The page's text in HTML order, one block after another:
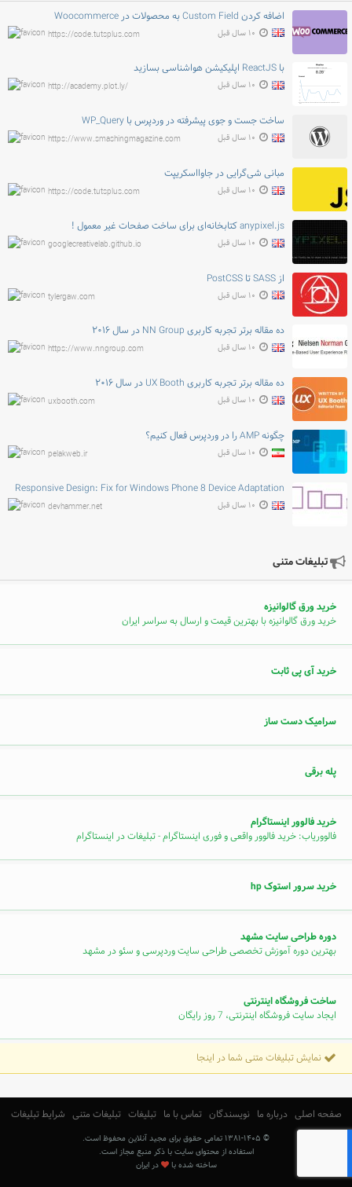
اضافه کردن Custom Field به محصولات در Woocommerce
https://code.tutsplus.com ۱۰ سال قبل
با ReactJS اپلیکیشن هواشناسی بسازید
http://academy.plot.ly/ ۱۰ سال قبل
ساخت جست و جوی پیشرفته در وردپرس با WP_Query
https://www.smashingmagazine.com ۱۰ سال قبل
مبانی شی‌گرایی در جاوااسکریپت
https://code.tutsplus.com ۱۰ سال قبل
anypixel.js کتابخانه‌ای برای ساخت صفحات غیر معمول !
googlecreativelab.github.io ۱۰ سال قبل
از SASS تا PostCSS
tylergaw.com ۱۰ سال قبل
ده مقاله برتر تجربه کاربری NN Group در سال ۲۰۱۶
https://www.nngroup.com ۱۰ سال قبل
ده مقاله برتر تجربه کاربری UX Booth در سال ۲۰۱۶
uxbooth.com ۱۰ سال قبل
چگونه AMP را در وردپرس فعال کنیم؟
pelakweb.ir ۱۰ سال قبل
Responsive Design: Fix for Windows Phone 8 Device Adaptation
devhammer.net ۱۰ سال قبل
تبلیغات متنی
خرید ورق گالوانیزه
خرید ورق گالوانیزه با بهترین قیمت و ارسال به سراسر ایران
خرید آی پی ثابت
سرامیک دست ساز
پله برقی
خرید فالوور اینستاگرام
فالووریاب: خرید فالوور واقعی و فوری اینستاگرام - تبلیغات در اینستاگرام
خرید سرور استوک hp
دوره طراحی سایت مشهد
بهترین دوره آموزش تخصصی طراحی سایت وردپرسی و سئو در مشهد
ساخت فروشگاه اینترنتی
ایجاد سایت فروشگاه اینترنتی، 7 روز رایگان
نمایش تبلیغات متنی شما در اینجا
صفحه اصلی درباره ما نویسندگان تماس با ما تبلیغات تبلیغات متنی شرایط تبلیغات
© ۱۳۸۱-۱۴۰۵ تمامی حقوق برای مجید آنلاین محفوظ است.
استفاده از محتوای سایت با ذکر منبع مجاز است.
ساخته شده با
در ایران